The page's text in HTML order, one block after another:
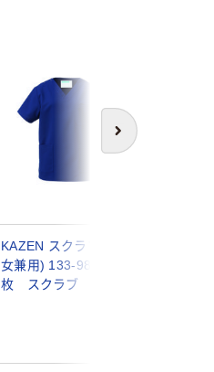
次へ
KAZEN スクラブ(男
女兼用) 133-98 L 1
枚 スクラブ